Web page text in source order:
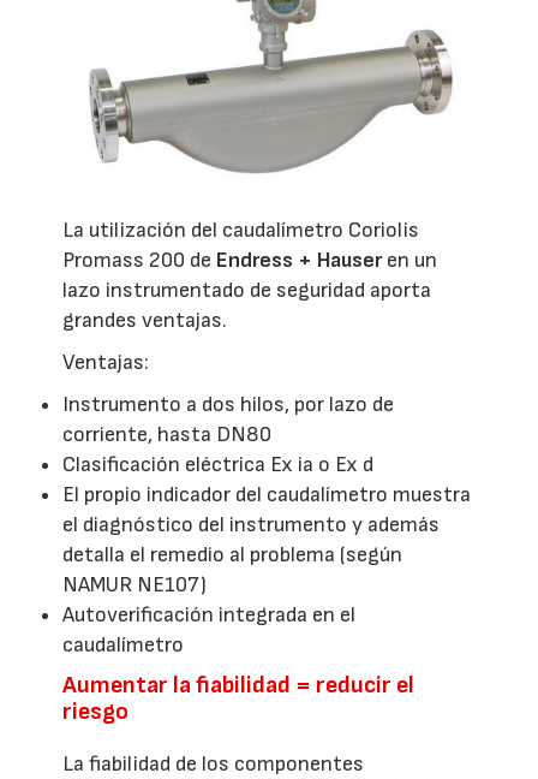
La utilización del caudalímetro Coriolis
Promass 200 de Endress + Hauseren un
lazo instrumentado de seguridad aporta
grandes ventajas.
Ventajas:
Instrumento a dos hilos, por lazo de
corriente, hasta DN80
Clasificación eléctrica Ex ia o Ex d
El propio indicador del caudalímetro muestra
el diagnóstico del instrumento y además
detalla el remedio al problema (según
NAMUR NE107)
Autoverificación integrada en el
caudalímetro
Aumentar la fiabilidad = reducir el
riesgo
La fiabilidad de los componentes